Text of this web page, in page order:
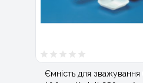
Ємність для зважування